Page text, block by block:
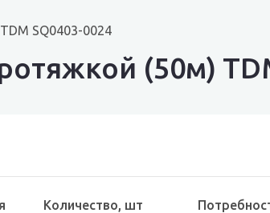
SQ0403-0024
(50м)
Количество, шт